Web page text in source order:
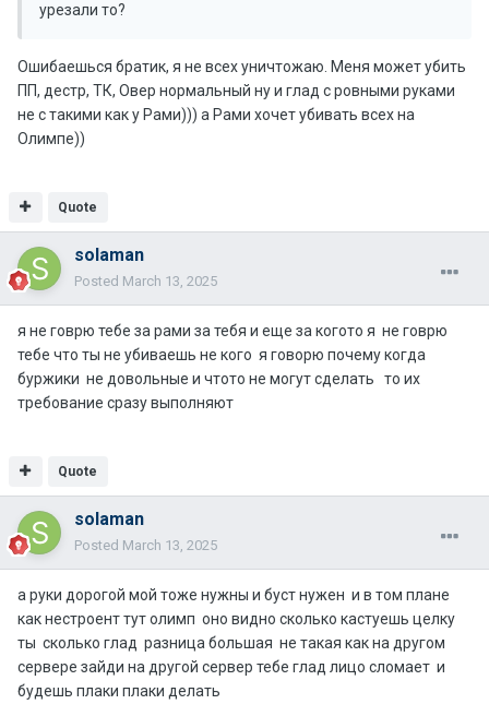
урезали то?
Ошибаешься братик, я не всех уничтожаю. Меня может убить
ПП, дестр, ТК, Овер нормальный ну и глад с ровными руками
не с такими как у Рами))) а Рами хочет убивать всех на
Олимпе))
Quote
solaman
Posted March 13, 2025
я не говрю тебе за рами за тебя и еще за когото я не говрю
тебе что ты не убиваешь не кого я говорю почему когда
буржики не довольные и чтото не могут сделать то их
требование сразу выполняют
Quote
solaman
Posted March 13, 2025
а руки дорогой мой тоже нужны и буст нужен и в том плане
как нестроент тут олимп оно видно сколько кастуешь целку
ты сколько глад разница большая не такая как на другом
сервере зайди на другой сервер тебе глад лицо сломает и
будешь плаки плаки делать